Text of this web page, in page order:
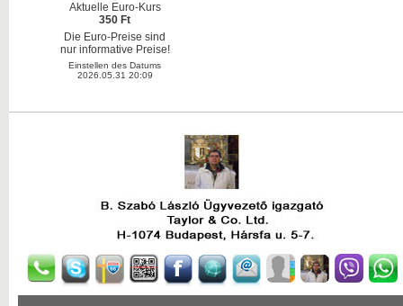
Aktuelle Euro-Kurs
350 Ft
Die Euro-Preise sind
nur informative Preise!
Einstellen des Datums
2026.05.31 20:09